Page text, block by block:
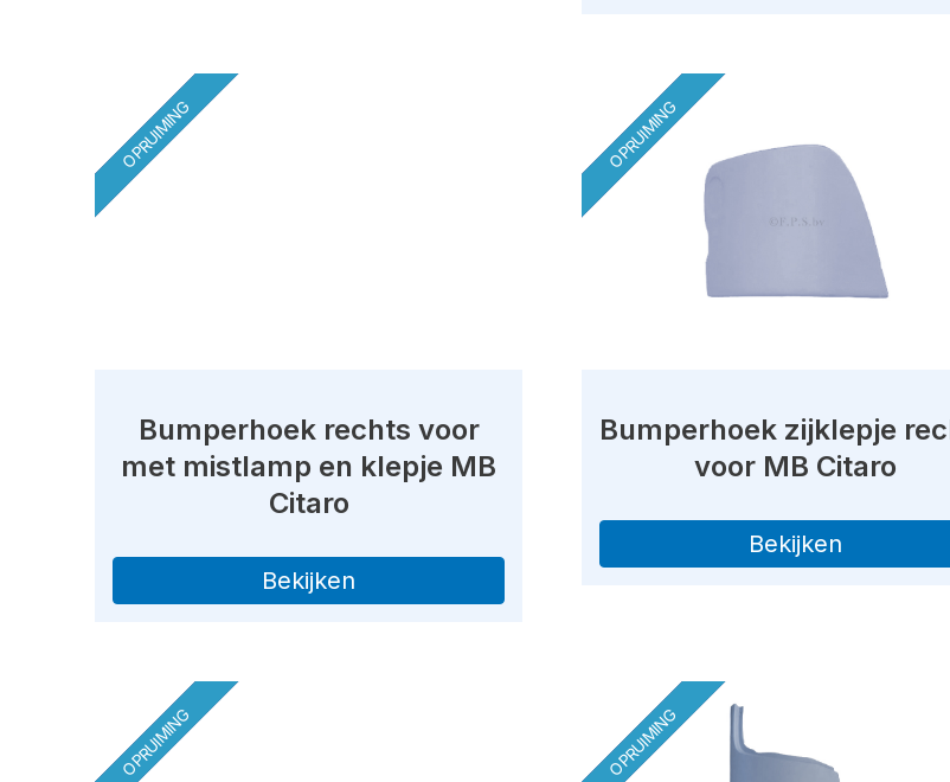
OPRUIMING
Bumperhoek rechts voor
met mistlamp en klepje MB
Citaro
Bekijken
OPRUIMING
Bumperhoek zijklepje
voor MB Citaro
Bekijken
OPRUIMING OPRUIMING